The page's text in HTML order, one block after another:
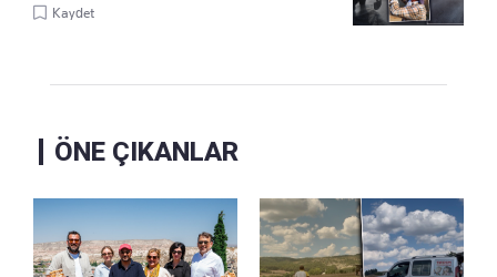
Kaydet
ÖNE ÇIKANLAR